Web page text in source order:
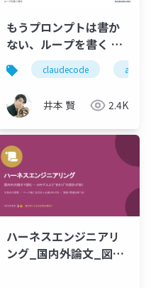
もうプロンプトは書か
ない、ループを書く ―
Claude Code作者と
OpenClaw作者が辿り
着いた /goal と /loop
claudecode aiエ
井本 賢 2.4K
ハーネスエンジニアリ
ング_国内外論文_図解